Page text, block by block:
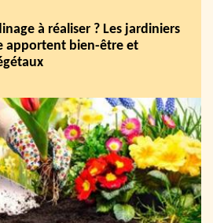
à réaliser ? Les jardiniers
apportent bien-être et